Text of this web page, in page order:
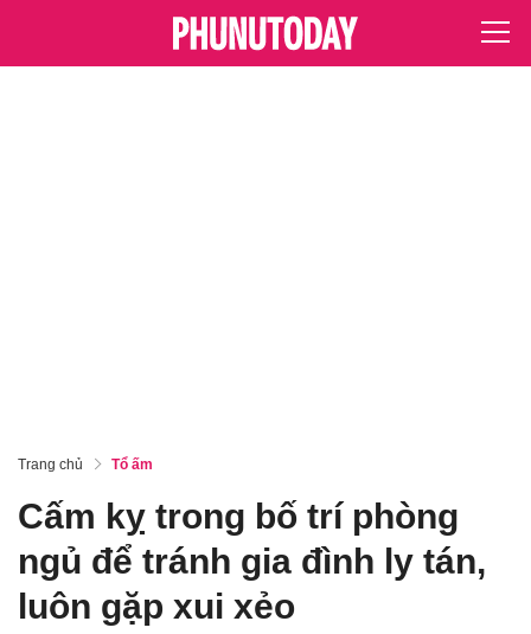
Trang chủ Tổ ấm
Cấm kỵ trong bố trí phòng
ngủ để tránh gia đình ly tán,
luôn gặp xui xẻo